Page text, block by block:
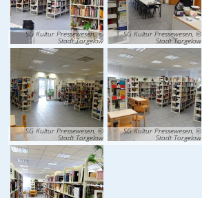
SG Kultur Pressewesen, ©
Stadt Torgelow
SG Kultur Pressewesen, ©
Stadt Torgelow
SG Kultur Pressewesen, ©
Stadt Torgelow
SG Kultur Pressewesen, ©
Stadt Torgelow